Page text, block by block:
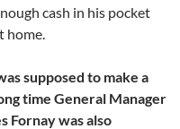
cash in his pocket
home.
supposed to make a
time General Manager
Fornay was also